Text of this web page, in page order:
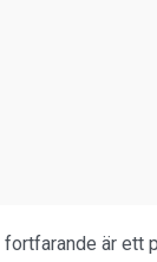
fortfarande är ett